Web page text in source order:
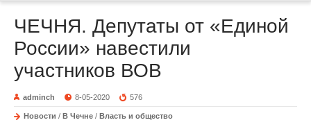
ЧЕЧНЯ. Депутаты от «Единой
России» навестили
участников ВОВ
adminch 8-05-2020 576
Новости / В Чечне / Власть и общество